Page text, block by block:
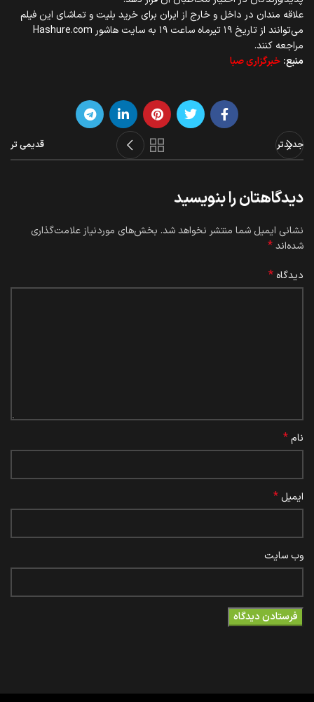
علاقه مندان در داخل و خارج از ایران برای خرید بلیت و تماشای این فیلم
می‌توانند از تاریخ ۱۹ تیرماه ساعت ۱۹ به سایت هاشور Hashure.com
مراجعه کنند.
منبع: خبرگزاری صبا
جدیدتر قدیمی تر
دیدگاهتان را بنویسید
نشانی ایمیل شما منتشر نخواهد شد. بخش‌های موردنیاز علامت‌گذاری
شده‌اند*
دیدگاه *
نام*
ایمیل *
وب‌ سایت